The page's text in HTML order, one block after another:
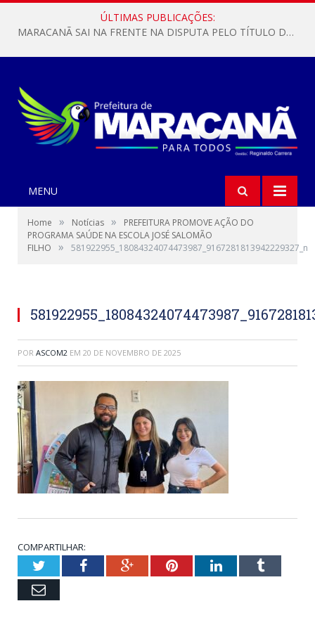
ÚLTIMAS PUBLICAÇÕES:
MARACANÃ SAI NA FRENTE NA DISPUTA PELO TÍTULO DA COPA PARÁ SUB-17!
MENU
Home » Notícias »
PREFEITURA PROMOVE AÇÃO DO
PROGRAMA SAÚDE NA ESCOLA JOSÉ SALOMÃO
FILHO
» 581922955_18084324074473987_9167281813942229327_n
POR ASCOM2 EM 20 DE NOVEMBRO DE 2025
COMPARTILHAR:
TwitterFacebookGoogle+PinterestLinkedInTumblr
Email